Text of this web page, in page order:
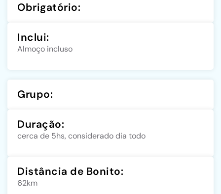
Obrigatório:
Inclui:
Almoço incluso
Grupo:
Duração:
cerca de 5hs, considerado dia todo
Distância de Bonito:
62km